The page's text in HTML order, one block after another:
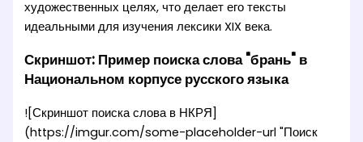
художественных целях, что делает его тексты
идеальными для изучения лексики XIX века.
Скриншот: Пример поиска слова "брань" в
Национальном корпусе русского языка
![Скриншот поиска слова в НКРЯ]
(https://imgur.com/some-placeholder-url "Поиск